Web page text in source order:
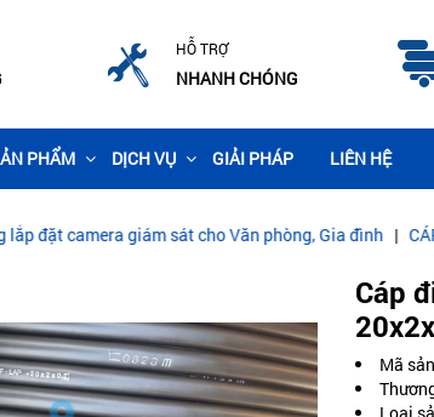
HỖ TRỢ
NHANH CHÓNG
PHẨM DỊCH VỤ GIẢI PHÁP LIÊN HỆ
giám sát cho Văn phòng, Gia đình|CÁP QUANG
Cáp
Mã